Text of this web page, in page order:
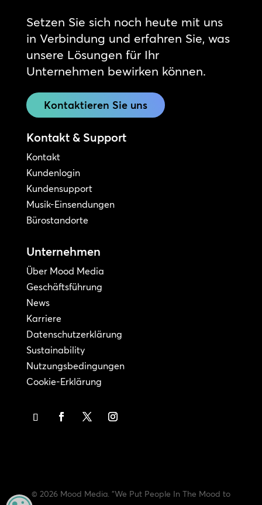
Setzen Sie sich noch heute mit uns
in Verbindung und erfahren Sie, was
unsere Lösungen für Ihr
Unternehmen bewirken können.
Kontaktieren Sie uns
Kontakt & Support
Kontakt
Kundenlogin
Kundensupport
Musik-Einsendungen
Bürostandorte
Unternehmen
Über Mood Media
Geschäftsführung
News
Karriere
Datenschutzerklärung
Sustainability
Nutzungsbedingungen
Cookie-Erklärung
© 2026 Mood Media. "We Put People In The Mood to